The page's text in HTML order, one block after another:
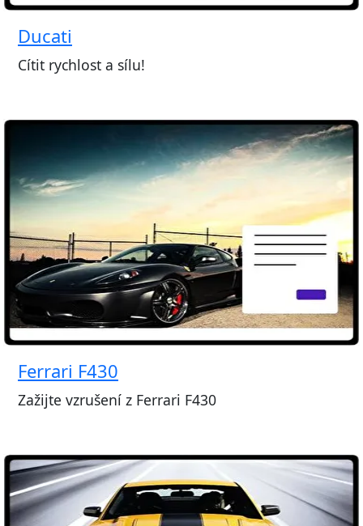
Ducati
Cítit rychlost a sílu!
Ferrari F430
Zažijte vzrušení z Ferrari F430